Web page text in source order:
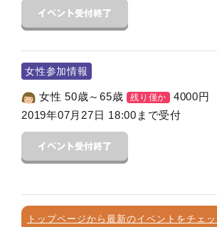
女性参加情報
女性 50歳～65歳 残り僅か 4000円
2019年07月27日 18:00まで受付
トップページから最新のイベントをチェ